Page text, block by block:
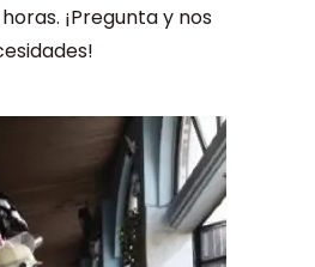
¡Pregunta y nos